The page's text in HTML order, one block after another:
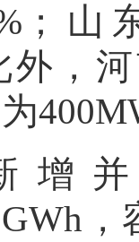
；
外，
增